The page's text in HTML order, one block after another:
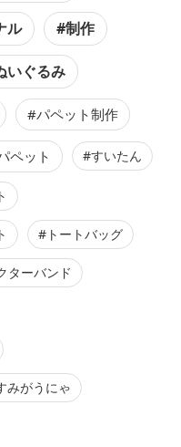
ル #制作
いぐるみ
#パペット制作
ペット #すいたん
#トートバッグ
ターバンド
みがうにゃ